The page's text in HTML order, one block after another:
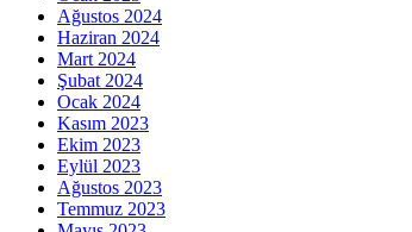
Ağustos 2024
Haziran 2024
Mart 2024
Şubat 2024
Ocak 2024
Kasım 2023
Ekim 2023
Eylül 2023
Ağustos 2023
Temmuz 2023